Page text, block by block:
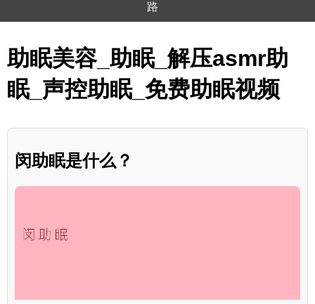
路
助眠美容_助眠_解压asmr助
眠_声控助眠_免费助眠视频
闵助眠是什么？